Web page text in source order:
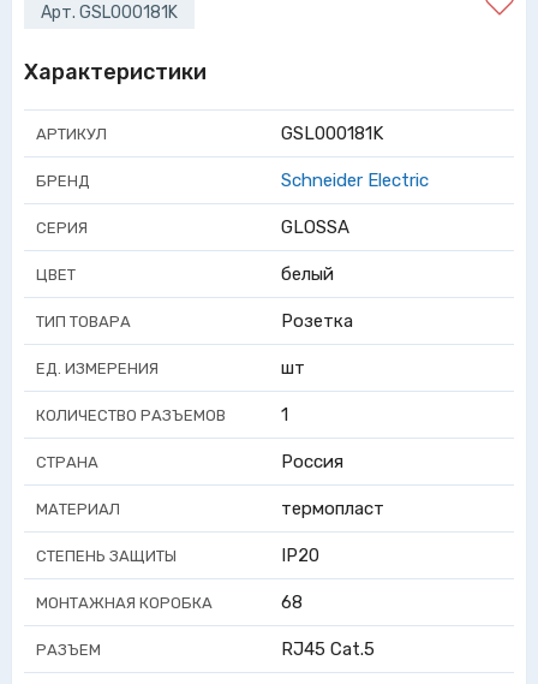
Арт. GSL000181K
Характеристики
АРТИКУЛ GSL000181K
БРЕНД Schneider Electric
СЕРИЯ GLOSSA
ЦВЕТ белый
ТИП ТОВАРА Розетка
ЕД. ИЗМЕРЕНИЯ шт
КОЛИЧЕСТВО РАЗЪЕМОВ 1
СТРАНА Россия
МАТЕРИАЛ термопласт
СТЕПЕНЬ ЗАЩИТЫ IP20
МОНТАЖНАЯ КОРОБКА 68
РАЗЪЕМ RJ45 Cat.5